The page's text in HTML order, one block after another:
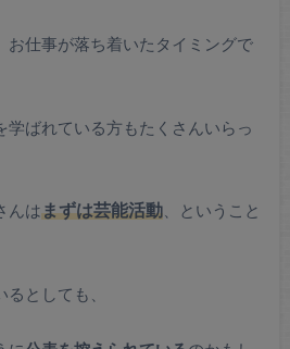
お仕事が落ち着いたタイミングで
学ばれている方もたくさんいらっ
んはまずは芸能活動、ということ
としても、